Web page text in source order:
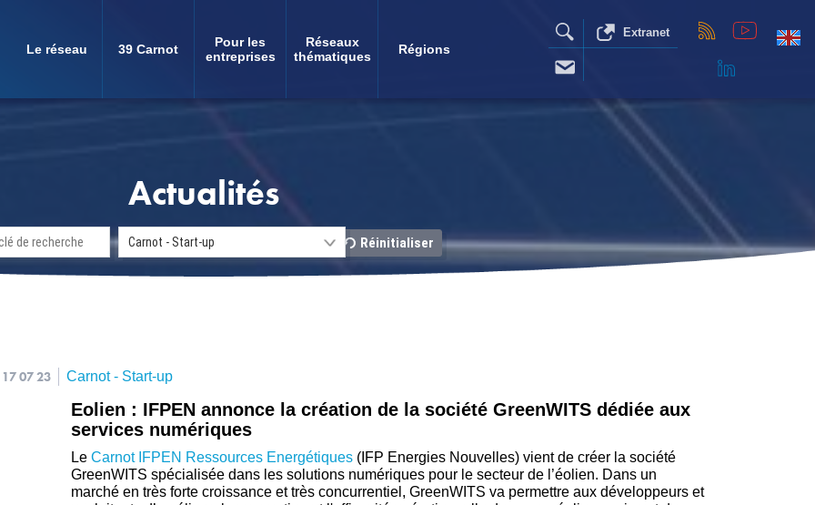
Navigation
principale
Le réseau 39 Carnot
Pour les
entreprises
Réseaux
thématiques
Régions
Extranet
Actualités
17 07 23 Carnot - Start-up
Eolien : IFPEN annonce la création de la société GreenWITS dédiée aux
services numériques
Le Carnot IFPEN Ressources Energétiques (IFP Energies Nouvelles) vient de créer la société
GreenWITS spécialisée dans les solutions numériques pour le secteur de l’éolien. Dans un
marché en très forte croissance et très concurrentiel, GreenWITS va permettre aux développeurs et